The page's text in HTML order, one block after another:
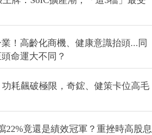
！高齡化商機、健康意識抬頭...同
命運大不同？
耗飆破極限，奇鋐、健策卡位高毛
22%竟還是績效冠軍？重挫時高股息